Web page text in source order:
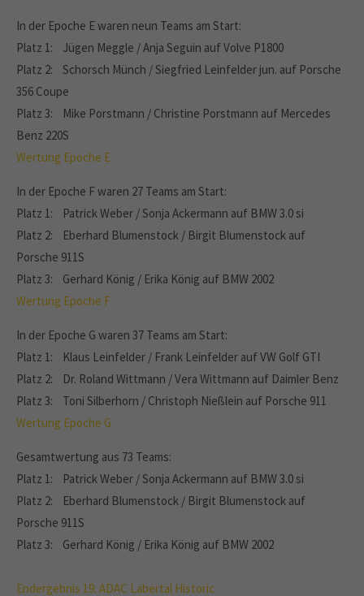
In der Epoche E waren neun Teams am Start:
Platz 1: Jügen Meggle / Anja Seguin auf Volve P1800
Platz 2: Schorsch Münch / Siegfried Leinfelder jun. auf Porsche
356 Coupe
Platz 3: Mike Porstmann / Christine Porstmann auf Mercedes
Benz 220S
Wertung Epoche E
In der Epoche F waren 27 Teams am Start:
Platz 1: Patrick Weber / Sonja Ackermann auf BMW 3.0 si
Platz 2: Eberhard Blumenstock / Birgit Blumenstock auf
Porsche 911S
Platz 3: Gerhard König / Erika König auf BMW 2002
Wertung Epoche F
In der Epoche G waren 37 Teams am Start:
Platz 1: Klaus Leinfelder / Frank Leinfelder auf VW Golf GTI
Platz 2: Dr. Roland Wittmann / Vera Wittmann auf Daimler Benz
Platz 3: Toni Silberhorn / Christoph Nießlein auf Porsche 911
Wertung Epoche G
Gesamtwertung aus 73 Teams:
Platz 1: Patrick Weber / Sonja Ackermann auf BMW 3.0 si
Platz 2: Eberhard Blumenstock / Birgit Blumenstock auf
Porsche 911S
Platz 3: Gerhard König / Erika König auf BMW 2002
Endergebnis 19. ADAC Labertal Historic